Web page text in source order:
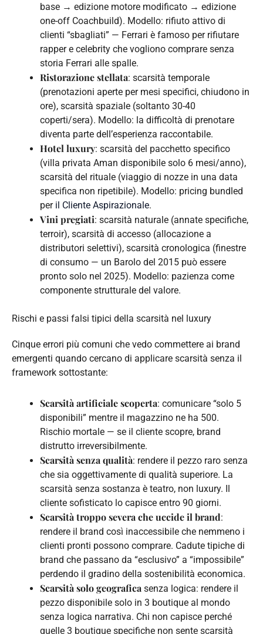
base → edizione motore modificato → edizione
one-off Coachbuild). Modello: rifiuto attivo di
clienti “sbagliati” — Ferrari è famoso per rifiutare
rapper e celebrity che vogliono comprare senza
storia Ferrari alle spalle.
Ristorazione stellata: scarsità temporale
(prenotazioni aperte per mesi specifici, chiudono in
ore), scarsità spaziale (soltanto 30-40
coperti/sera). Modello: la difficoltà di prenotare
diventa parte dell’esperienza raccontabile.
Hotel luxury: scarsità del pacchetto specifico
(villa privata Aman disponibile solo 6 mesi/anno),
scarsità del rituale (viaggio di nozze in una data
specifica non ripetibile). Modello: pricing bundled
per il Cliente Aspirazionale.
Vini pregiati: scarsità naturale (annate specifiche,
terroir), scarsità di accesso (allocazione a
distributori selettivi), scarsità cronologica (finestre
di consumo — un Barolo del 2015 può essere
pronto solo nel 2025). Modello: pazienza come
componente strutturale del valore.
Rischi e passi falsi tipici della scarsità nel luxury
Cinque errori più comuni che vedo commettere ai brand
emergenti quando cercano di applicare scarsità senza il
framework sottostante:
Scarsità artificiale scoperta: comunicare “solo 5
disponibili” mentre il magazzino ne ha 500.
Rischio mortale — se il cliente scopre, brand
distrutto irreversibilmente.
Scarsità senza qualità: rendere il pezzo raro senza
che sia oggettivamente di qualità superiore. La
scarsità senza sostanza è teatro, non luxury. Il
cliente sofisticato lo capisce entro 90 giorni.
Scarsità troppo severa che uccide il brand:
rendere il brand così inaccessibile che nemmeno i
clienti pronti possono comprare. Cadute tipiche di
brand che passano da “esclusivo” a “impossibile”
perdendo il gradino della sostenibilità economica.
Scarsità solo geografica senza logica: rendere il
pezzo disponibile solo in 3 boutique al mondo
senza logica narrativa. Chi non capisce perché
quelle 3 boutique specifiche non sente scarsità